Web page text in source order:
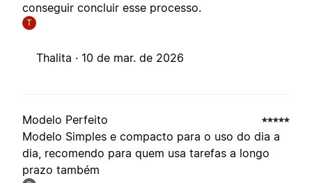
conseguir concluir esse processo.
T
Thalita · 10 de mar. de 2026
Modelo Perfeito
Modelo Simples e compacto para o uso do dia a
dia, recomendo para quem usa tarefas a longo
prazo também